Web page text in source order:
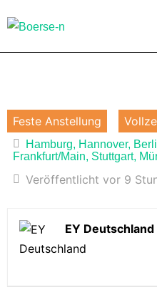
Feste Anstellung
Hamburg, Hannover,
Frankfurt/Main, Stuttgart,
Veröffentlicht vor 9
EY Deutschland